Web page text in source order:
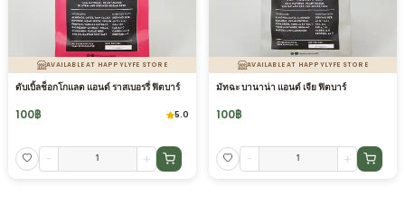
AVAILABLE AT HAPPYLYFE STORE
ดับเบิ้ลช็อกโกแลต แอนด์ ราสเบอรรี่ ฟิตบาร์
100฿ 5.0
- +
AVAILABLE AT HAPPYLYFE STORE
มัทฉะ บานาน่า แอนด์ เจีย ฟิตบาร์
100฿
- +